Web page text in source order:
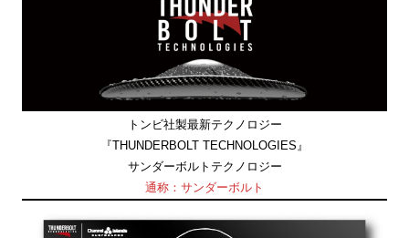
トンビ社製最新テクノロジー
『THUNDERBOLT TECHNOLOGIES』
サンダーボルトテクノロジー
通称：サンダーボルト